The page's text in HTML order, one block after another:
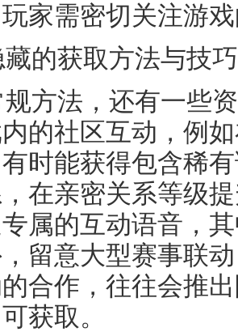
家需密切关注游
的获取方法与技巧
规方法，还有一些
的社区互动，例
时能获得包含稀
在亲密关系等级
属的互动语音，
留意大型赛事联
合作，往往会推
获取。